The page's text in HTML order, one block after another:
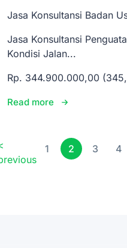
Jasa Konsultansi Badan
Jasa Konsultansi
Kondisi Jalan...
Rp. 344.900.000,00
Read more
1 2 3 4